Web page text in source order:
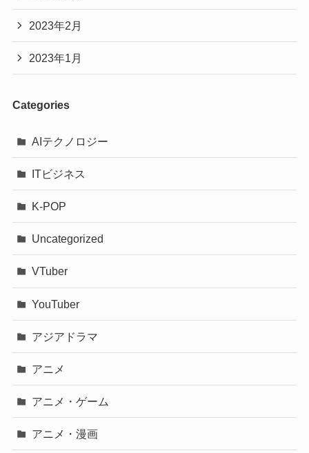
2023年2月
2023年1月
Categories
AIテクノロジー
ITビジネス
K-POP
Uncategorized
VTuber
YouTuber
アジアドラマ
アニメ
アニメ・ゲーム
アニメ・漫画